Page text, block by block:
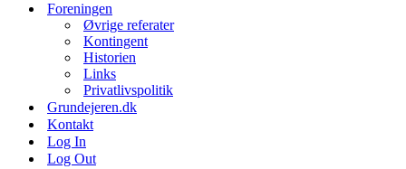
Foreningen
Øvrige referater
Kontingent
Historien
Links
Privatlivspolitik
Grundejeren.dk
Kontakt
Log In
Log Out